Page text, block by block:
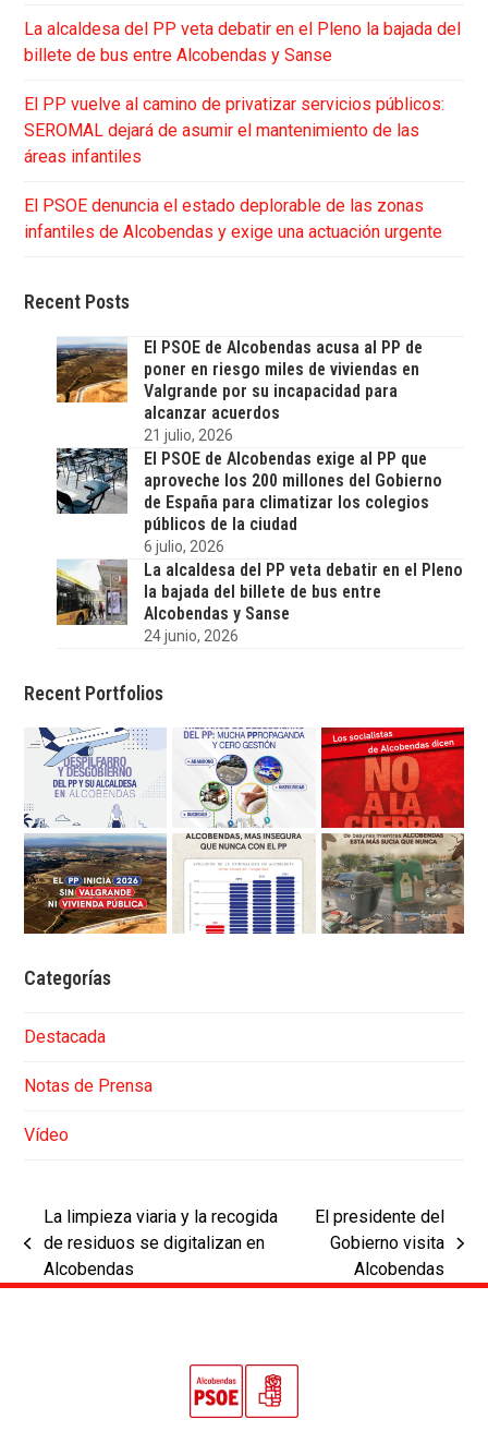
La alcaldesa del PP veta debatir en el Pleno la bajada del
billete de bus entre Alcobendas y Sanse
El PP vuelve al camino de privatizar servicios públicos:
SEROMAL dejará de asumir el mantenimiento de las
áreas infantiles
El PSOE denuncia el estado deplorable de las zonas
infantiles de Alcobendas y exige una actuación urgente
Recent Posts
El PSOE de Alcobendas acusa al PP de
poner en riesgo miles de viviendas en
Valgrande por su incapacidad para
alcanzar acuerdos
21 julio, 2026
El PSOE de Alcobendas exige al PP que
aproveche los 200 millones del Gobierno
de España para climatizar los colegios
públicos de la ciudad
6 julio, 2026
La alcaldesa del PP veta debatir en el Pleno
la bajada del billete de bus entre
Alcobendas y Sanse
24 junio, 2026
Recent Portfolios
Categorías
Destacada
Notas de Prensa
Vídeo
previous
post:
La limpieza viaria y la recogida
de residuos se digitalizan en
Alcobendas
next
post:
El presidente del
Gobierno visita
Alcobendas